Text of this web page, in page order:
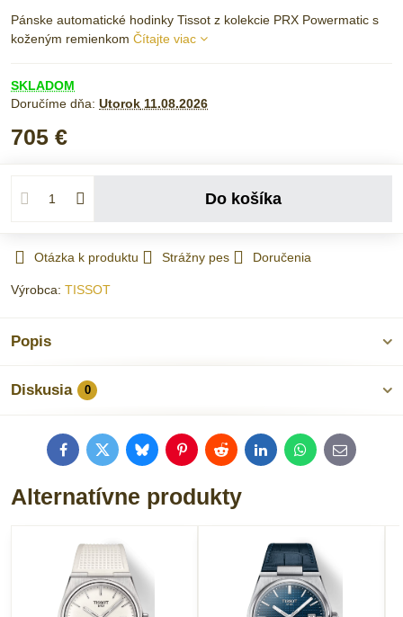
Pánske automatické hodinky Tissot z kolekcie PRX Powermatic s
koženým remienkom Čítajte viac
SKLADOM
Doručíme dňa: Utorok 11.08.2026
705 €
Do košíka
Otázka k produktu Strážny pes Doručenia
Výrobca: TISSOT
Popis
Diskusia 0
FacebookTwitterBlueskyPinterestRedditLinkedInWhatsApp
E-
mail
Alternatívne produkty